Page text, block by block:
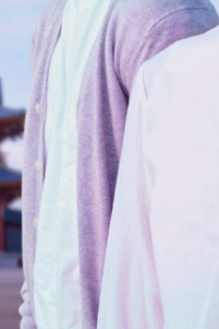
受験生の方へ
卒業生の方へ
地歴甲子園